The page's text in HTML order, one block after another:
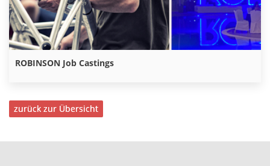
ROBINSON Job Castings
zurück zur Übersicht